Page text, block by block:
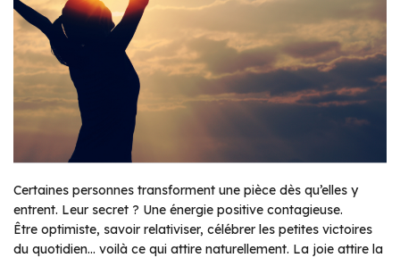
Certaines personnes transforment une pièce dès qu’elles y
entrent. Leur secret ? Une énergie positive contagieuse.
Être optimiste, savoir relativiser, célébrer les petites victoires
du quotidien… voilà ce qui attire naturellement. La joie attire la